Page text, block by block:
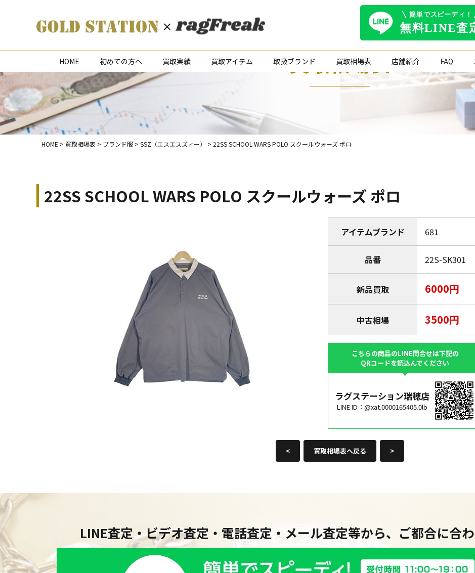
HOME 初めての方へ 買取実績 買取アイテム 取扱ブランド 買取相場表 店舗紹介 FAQ
買取相場表
HOME > 買取相場表 > ブランド服 > SSZ（エスエスズィー） > 22SS SCHOOL WARS POLO スクールウォーズ ポロ
22SS SCHOOL WARS POLO スクールウォーズ ポロ
アイテムブランド 681
品番 22S-SK301
新品買取 6000円
中古相場 3500円
こちらの商品のLINE問合せは下記の
QRコードを読込んでください
ラグステーション瑞穂店
LINE ID：@xat.0000165405.0lb
< 買取相場表へ戻る >
LINE査定・ビデオ査定・電話査定・メール査定等から、ご都合に合わ